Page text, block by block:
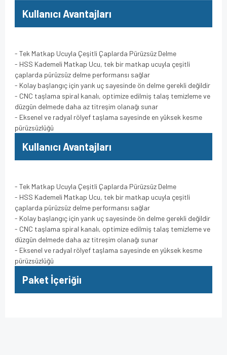
Kullanıcı Avantajları
- Tek Matkap Ucuyla Çeşitli Çaplarda Pürüzsüz Delme
- HSS Kademeli Matkap Ucu, tek bir matkap ucuyla çeşitli
çaplarda pürüzsüz delme performansı sağlar
- Kolay başlangıç için yarık uç sayesinde ön delme gerekli değildir
- CNC taşlama spiral kanalı, optimize edilmiş talaş temizleme ve
düzgün delmede daha az titreşim olanağı sunar
- Eksenel ve radyal rölyef taşlama sayesinde en yüksek kesme
pürüzsüzlüğü
Kullanıcı Avantajları
- Tek Matkap Ucuyla Çeşitli Çaplarda Pürüzsüz Delme
- HSS Kademeli Matkap Ucu, tek bir matkap ucuyla çeşitli
çaplarda pürüzsüz delme performansı sağlar
- Kolay başlangıç için yarık uç sayesinde ön delme gerekli değildir
- CNC taşlama spiral kanalı, optimize edilmiş talaş temizleme ve
düzgün delmede daha az titreşim olanağı sunar
- Eksenel ve radyal rölyef taşlama sayesinde en yüksek kesme
pürüzsüzlüğü
Paket İçeriğiı